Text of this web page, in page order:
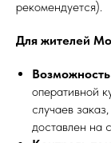
рекомендуется).
Для жителей
оперативной
случаев
доставлен на